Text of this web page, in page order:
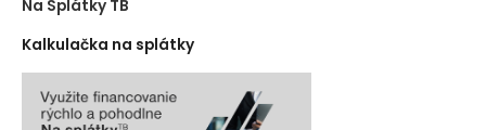
Na Splátky TB
Kalkulačka na splátky